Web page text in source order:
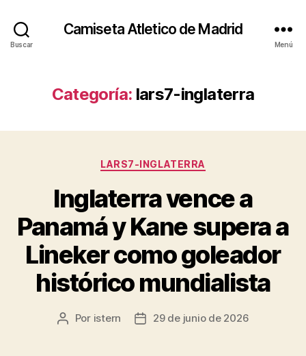
Buscar
Camiseta Atletico de Madrid
Menú
Categoría: lars7-inglaterra
Categorías
LARS7-INGLATERRA
Inglaterra vence a
Panamá y Kane supera a
Lineker como goleador
histórico mundialista
Autor
Por istern
Fecha29 de junio de 2026